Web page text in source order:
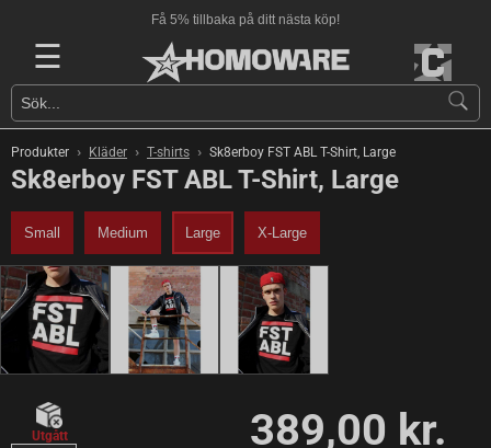
Få 5% tillbaka på ditt nästa köp!
☰
Produkter › Kläder › T-shirts › Sk8erboy FST ABL T-Shirt, Large
Sk8erboy FST ABL T-Shirt, Large
Small Medium Large X-Large
Utgått 389,00 kr.